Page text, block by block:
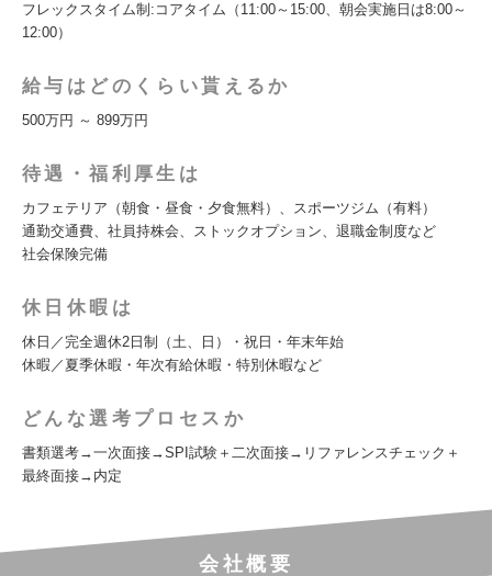
フレックスタイム制:コアタイム（11:00～15:00、朝会実施日は8:00～
12:00）
給与はどのくらい貰えるか
500万円 ～ 899万円
待遇・福利厚生は
カフェテリア（朝食・昼食・夕食無料）、スポーツジム（有料）
通勤交通費、社員持株会、ストックオプション、退職金制度など
社会保険完備
休日休暇は
休日／完全週休2日制（土、日）・祝日・年末年始
休暇／夏季休暇・年次有給休暇・特別休暇など
どんな選考プロセスか
書類選考→一次面接→SPI試験＋二次面接→リファレンスチェック＋
最終面接→内定
会社概要